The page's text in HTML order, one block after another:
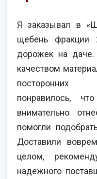
Я заказывал в
щебень
дорожек на даче.
качеством
посторонних
понравилось,
внимательно
помогли
Доставили
целом,
надежного